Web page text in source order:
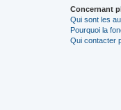
Concernant
Qui sont les
Pourquoi la
Qui contacter